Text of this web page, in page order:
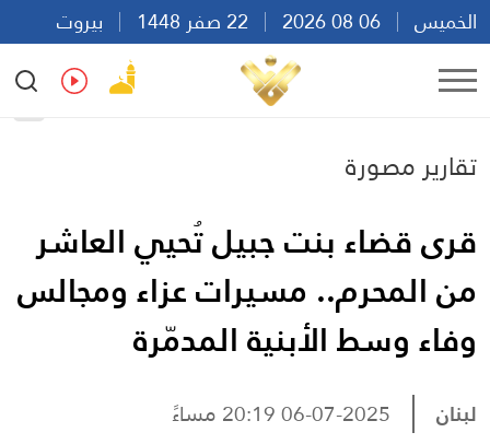
الخميس
بيروت
15:42
Ar
تقارير مصورة
قرى قضاء بنت جبيل تُحيي العاشر
من المحرم.. مسيرات عزاء ومجالس
وفاء وسط الأبنية المدمّرة
لبنان 06-07-2025 20:19 مساءً